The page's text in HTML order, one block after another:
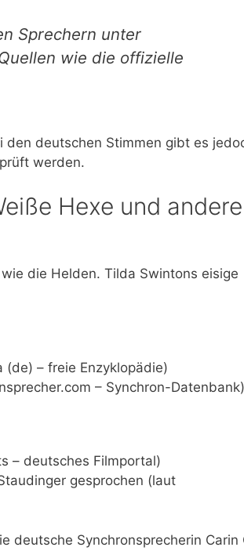
Sprechern unter
wie die offizielle
deutschen Stimmen gibt es
werden.
Hexe und andere
die Helden. Tilda Swintons eisige
– freie Enzyklopädie)
– Synchron-Datenbank)
– deutsches Filmportal)
gesprochen (laut
deutsche Synchronsprecherin Carin